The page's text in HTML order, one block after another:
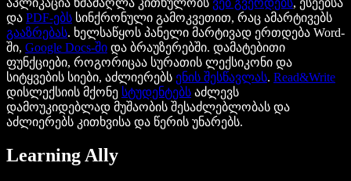
აპლიკაცია ხმამაღლა კითხულობს ვებ გვერდებს, ესეებსა
და PDF-ებს სინქრონული გამოკვეთით, რაც ამარტივებს
გააზრებას. ხელსაწყოს პანელი მარტივად ერთდება Word-
ში, Google Docs-ში და ბრაუზერებში. დამატებითი
ფუნქციები, როგორიცაა სურათის ლექსიკონი და
სიტყვების სიები, აძლიერებს ენის შესწავლას. Read&Write
დისლექსიის მქონე სტუდენტებს აძლევს
დამოუკიდებლად მუშაობის შესაძლებლობას და
აძლიერებს კითხვისა და წერის უნარებს.
Learning Ally